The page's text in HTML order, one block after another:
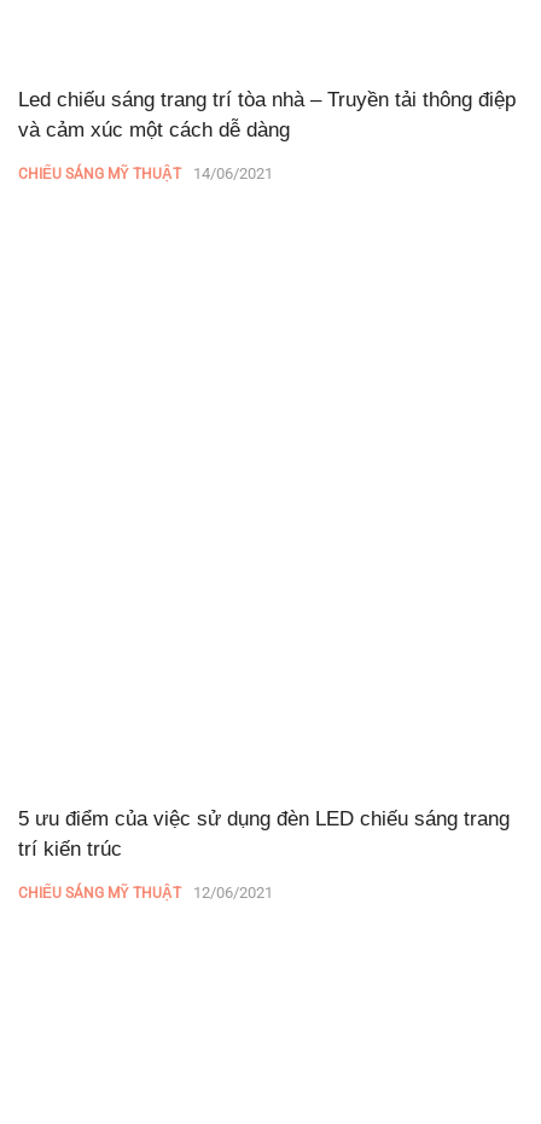
Led chiếu sáng trang trí tòa nhà – Truyền tải thông điệp
và cảm xúc một cách dễ dàng
CHIẾU SÁNG MỸ THUẬT 14/06/2021
5 ưu điểm của việc sử dụng đèn LED chiếu sáng trang
trí kiến trúc
CHIẾU SÁNG MỸ THUẬT 12/06/2021